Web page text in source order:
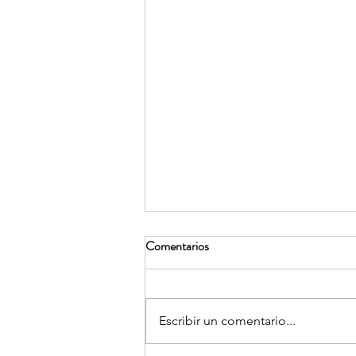
Comentarios
Escribir un comentario...